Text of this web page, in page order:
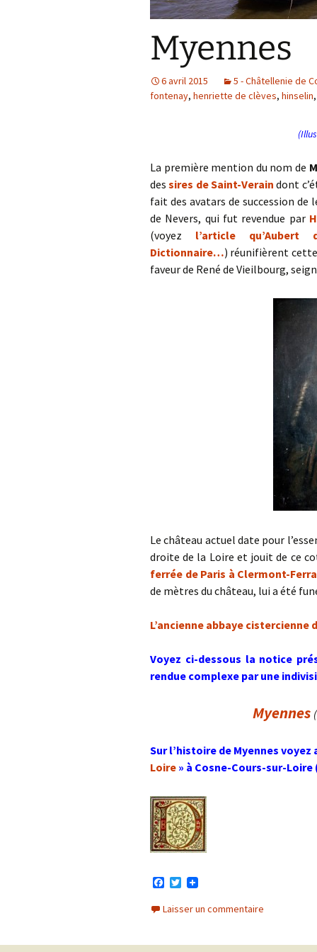
Myennes
6 avril 2015 5 - Châtellenie de
fontenay, henriette de clèves, hinselin,
La première mention du nom de
dessires de Saint-Verain dont
fait des avatars de succession
de Nevers, qui fut revendue par
(voyez l’article
Dictionnaire…) réunifièrent
faveur de René de Vieilbourg,
Le château actuel date pour
droite de la Loire et jouit de ce
ferrée de Paris à Clermont-
de mètres du château, lui a été
L’ancienne abbaye cistercienne
Voyez ci-dessous la notice
rendue complexe par une
Myennes
Sur l’histoire de Myennes voyez
Loire » à Cosne-Cours-sur-
c
e
T
i
t
Laisser un commentaire